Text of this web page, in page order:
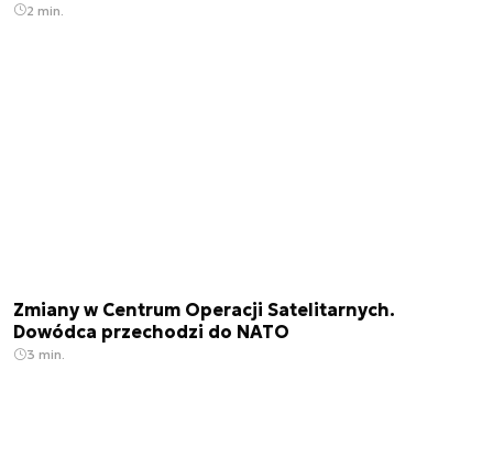
2 min.
Zmiany w Centrum Operacji Satelitarnych.
Dowódca przechodzi do NATO
3 min.